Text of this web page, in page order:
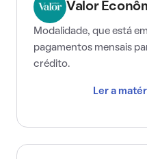
Valor
Modalidade, que está
pagamentos mensais
crédito.
Ler a